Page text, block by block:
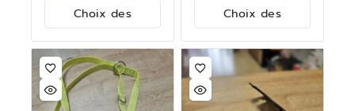
Choix des
Choix des